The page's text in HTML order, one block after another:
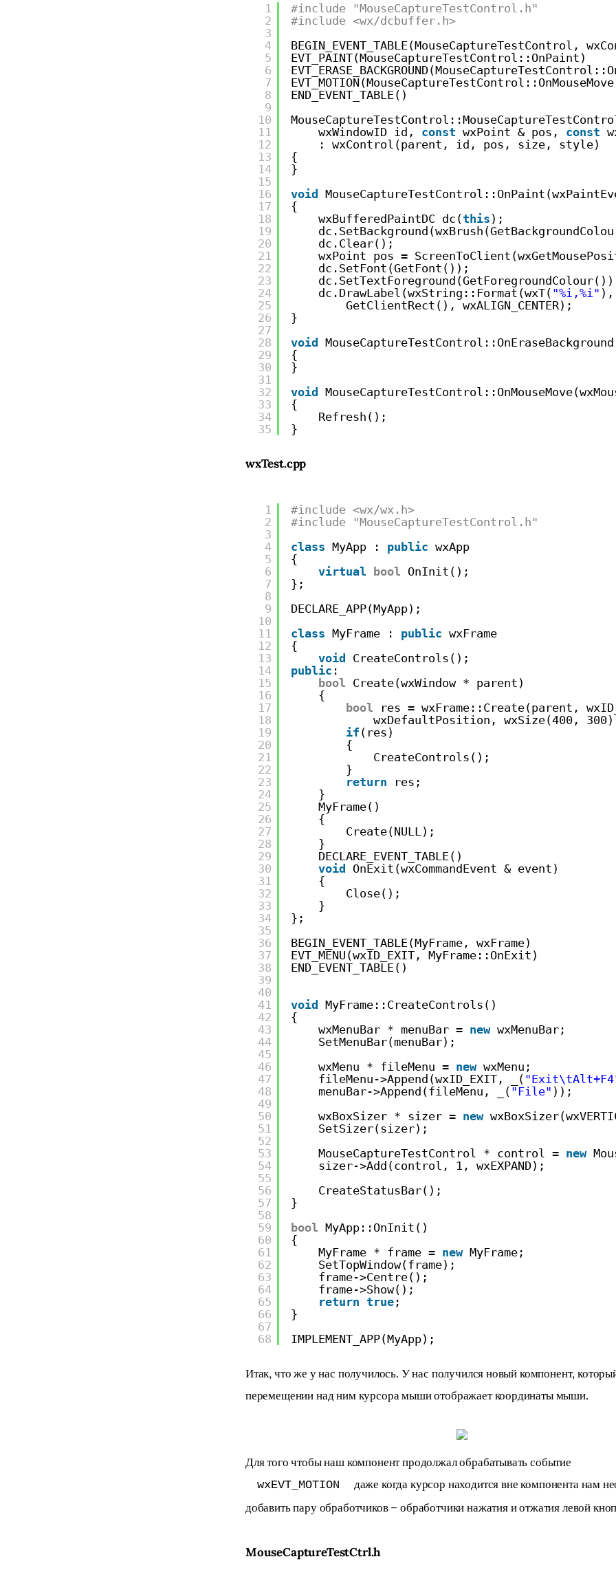
1
2
3
4
5
6
7
8
9
10
11
12
13
14
15
16
17
18
19
20
21
22
23
24
25
26
27
28
29
30
31
32
33
34
35
#include "MouseCaptureTestControl.h"
#include <wx/dcbuffer.h>
BEGIN_EVENT_TABLE(MouseCaptureTestControl,
EVT_PAINT(MouseCaptureTestControl::OnPaint)
END_EVENT_TABLE()
wxWindowID id, const wxPoint & pos, const
: wxControl(parent, id, pos, size, style)
{
}
void
{
wxBufferedPaintDC dc(this );
dc.Clear();
wxPoint pos =
dc.SetFont(GetFont());
dc.DrawLabel(wxString::Format(wxT( "%i,%i" ),
GetClientRect(), wxALIGN_CENTER);
}
void
{
}
void
{
Refresh();
}
wxTest.cpp
1
2
3
4
5
6
7
8
9
10
11
12
13
14
15
16
17
18
19
20
21
22
23
24
25
26
27
28
29
30
31
32
33
34
35
36
37
38
39
40
41
42
43
44
45
46
47
48
49
50
51
52
53
54
55
56
57
58
59
60
61
62
63
64
65
66
67
68
#include <wx/wx.h>
#include "MouseCaptureTestControl.h"
class MyApp : public wxApp
{
virtual bool OnInit();
};
DECLARE_APP(MyApp);
class MyFrame : public wxFrame
{
void CreateControls();
public :
bool Create(wxWindow * parent)
{
bool
res = wxFrame::Create(parent,
wxDefaultPosition, wxSize(400,
if (res)
{
CreateControls();
}
return
res;
}
MyFrame()
{
Create(NULL);
}
DECLARE_EVENT_TABLE()
void OnExit(wxCommandEvent & event)
{
Close();
}
};
BEGIN_EVENT_TABLE(MyFrame, wxFrame)
EVT_MENU(wxID_EXIT, MyFrame::OnExit)
END_EVENT_TABLE()
void MyFrame::CreateControls()
{
wxMenuBar * menuBar = new wxMenuBar;
SetMenuBar(menuBar);
wxMenu * fileMenu = new wxMenu;
fileMenu->Append(wxID_EXIT, _(
menuBar->Append(fileMenu, _( "File" ));
wxBoxSizer * sizer = new
SetSizer(sizer);
MouseCaptureTestControl * control = new
sizer->Add(control, 1, wxEXPAND);
CreateStatusBar();
}
bool MyApp::OnInit()
{
MyFrame * frame = new MyFrame;
SetTopWindow(frame);
frame->Centre();
frame->Show();
return true;
}
IMPLEMENT_APP(MyApp);
Итак, что же у нас получилось. У нас получился новый компонент,
перемещении над ним курсора мыши отображает координаты мыши.
Для того чтобы наш компонент продолжал обрабатывать событие
wxEVT_MOTION
даже когда курсор находится вне компонента нам
добавить пару обработчиков – обработчики нажатия и отжатия левой
MouseCaptureTestCtrl.h